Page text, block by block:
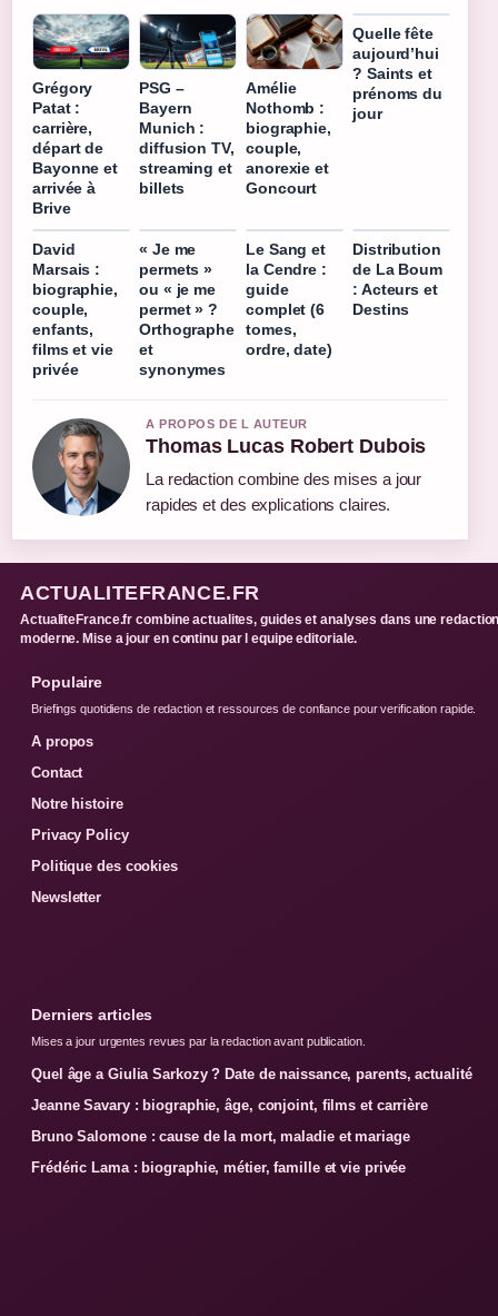
Grégory
Patat :
carrière,
départ de
Bayonne et
arrivée à
Brive
PSG –
Bayern
Munich :
diffusion TV,
streaming et
billets
Amélie
Nothomb :
biographie,
couple,
anorexie et
Goncourt
Quelle fête
aujourd’hui
? Saints et
prénoms du
jour
David
Marsais :
biographie,
couple,
enfants,
films et vie
privée
« Je me
permets »
ou « je me
permet » ?
Orthographe
et
synonymes
Le Sang et
la Cendre :
guide
complet (6
tomes,
ordre, date)
Distribution
de La Boum
: Acteurs et
Destins
A PROPOS DE L AUTEUR
Thomas Lucas Robert Dubois
La redaction combine des mises a jour
rapides et des explications claires.
ACTUALITEFRANCE.FR
ActualiteFrance.fr combine actualites, guides et analyses dans une
moderne. Mise a jour en continu par l equipe editoriale.
Populaire
Briefings quotidiens de redaction et ressources de confiance pour verification rapide.
A propos
Contact
Notre histoire
Privacy Policy
Politique des cookies
Newsletter
Derniers articles
Mises a jour urgentes revues par la redaction avant publication.
Quel âge a Giulia Sarkozy ? Date de naissance, parents, actualité
Jeanne Savary : biographie, âge, conjoint, films et carrière
Bruno Salomone : cause de la mort, maladie et mariage
Frédéric Lama : biographie, métier, famille et vie privée